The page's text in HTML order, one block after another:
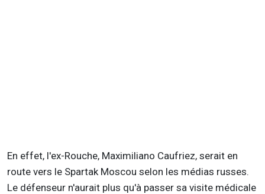
En effet, l'ex-Rouche, Maximiliano Caufriez, serait en
route vers le Spartak Moscou selon les médias russes.
Le défenseur n'aurait plus qu'à passer sa visite médicale